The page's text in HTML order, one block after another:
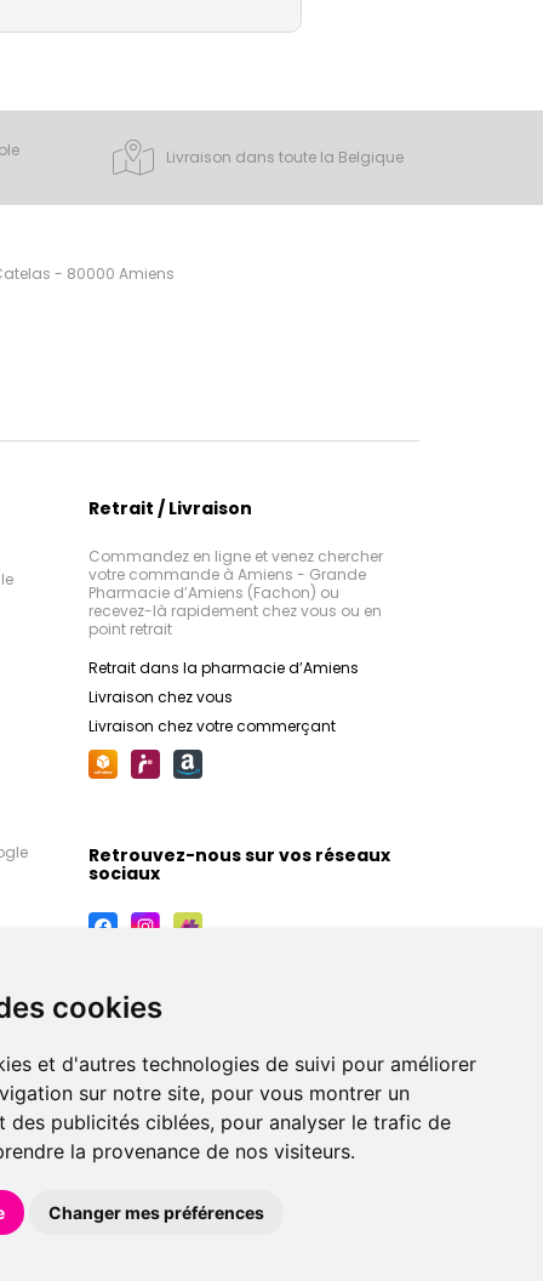
cookies
et d'autres technologies de suivi pour améliorer
sur notre site, pour vous montrer un
des publicités ciblées, pour analyser le trafic de
la provenance de nos visiteurs.
Changer mes préférences
Livraison dans toute la Belgique
- 80000 Amiens
Retrait / Livraison
Commandez en ligne et venez chercher
votre commande à Amiens - Grande
Pharmacie d’Amiens (Fachon) ou
recevez-là rapidement chez vous ou en
point retrait
Retrait dans la pharmacie d’Amiens
Livraison chez vous
Livraison chez votre commerçant
Retrouvez-nous sur vos réseaux
sociaux
orthopédiques, homéopathiques,
en pharmacie, parapharmacie, diététique et